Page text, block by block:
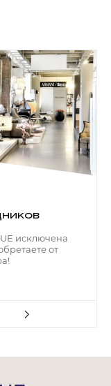
исключена
от